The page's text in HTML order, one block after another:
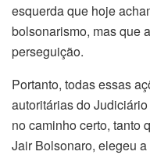
esquerda que hoje
bolsonarismo, mas que
perseguição.
Portanto, todas essas
autoritárias do
no caminho certo, tanto
Jair Bolsonaro, elegeu